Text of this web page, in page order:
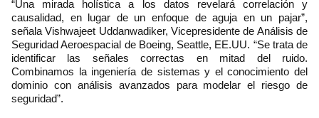
“Una mirada holística a los datos revelará correlación y
causalidad, en lugar de un enfoque de aguja en un pajar”,
señala Vishwajeet Uddanwadiker, Vicepresidente de Análisis de
Seguridad Aeroespacial de Boeing, Seattle, EE.UU. “Se trata de
identificar las señales correctas en mitad del ruido.
Combinamos la ingeniería de sistemas y el conocimiento del
dominio con análisis avanzados para modelar el riesgo de
seguridad”.